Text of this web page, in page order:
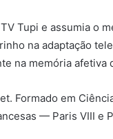
Tupi e assumia o
na adaptação
na memória afetiva
Formado em
— Paris VIII